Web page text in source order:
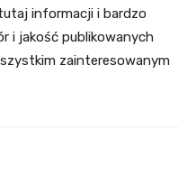
informacji i bardzo
i jakość publikowanych
zainteresowanym